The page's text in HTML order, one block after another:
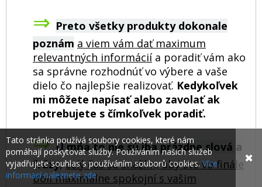
⇒ Preto všetky produkty dokonale
poznám a viem vám dať maximum
relevantných informáciía poradiť vám ako
sa správne rozhodnúť vo výbere a vaše
dielo čo najlepšie realizovať. Kedykoľvek
mi môžete napísať alebo zavolať ak
potrebujete s čímkoľvek poradiť.
⇒ U mňa to nie sú iba prázdne slová a
frázy,celý čas sa snažím, aby ste vo finále
boli maximálne spokojní s vašim
Tato stránka používá soubory cookies, které nám
pomáhají poskytovat služby. Používáním našich služeb
vyjadřujete souhlas s používáním souborů cookies.Více
informací naleznete zde.
✖